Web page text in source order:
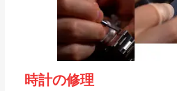
時計の修理